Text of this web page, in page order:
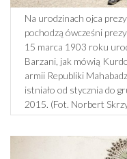
Na urodzinach ojca
pochodzą ówcześni
15 marca 1903 roku
Barzani, jak mówią
armii Republiki
istniało od stycznia do
2015. (Fot. Norbert